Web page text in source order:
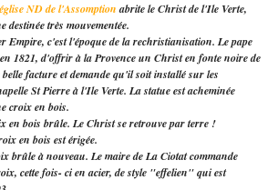
ND de l'Assomptionabrite le Christ de l'Ile Verte,
destinée très mouvementée.
Empire, c'est l'époque de la rechristianisation. Le pape
1821, d'offrir à la Provence un Christ en fonte noire de
facture et demande qu'il soit installé sur les
St Pierre à l'Ile Verte. La statue est acheminée
croixen bois.
en bois brûle. Le Christ se retrouve par terre !
en bois est érigée.
brûle à nouveau. Le maire de La Ciotat commande
cette fois- ci en acier, de style "effelien" qui est